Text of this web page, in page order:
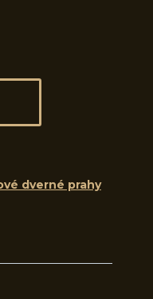
dverné prahy